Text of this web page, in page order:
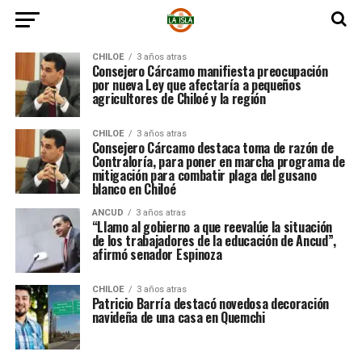
CHILOE 3 años atras
Consejero Cárcamo manifiesta preocupación
por nueva Ley que afectaría a pequeños
agricultores de Chiloé y la región
CHILOE 3 años atras
Consejero Cárcamo destaca toma de razón de
Contraloría, para poner en marcha programa de
mitigación para combatir plaga del gusano
blanco en Chiloé
ANCUD 3 años atras
“Llamo al gobierno a que reevalúe la situación
de los trabajadores de la educación de Ancud”,
afirmó senador Espinoza
CHILOE 3 años atras
Patricio Barría destacó novedosa decoración
navideña de una casa en Quemchi